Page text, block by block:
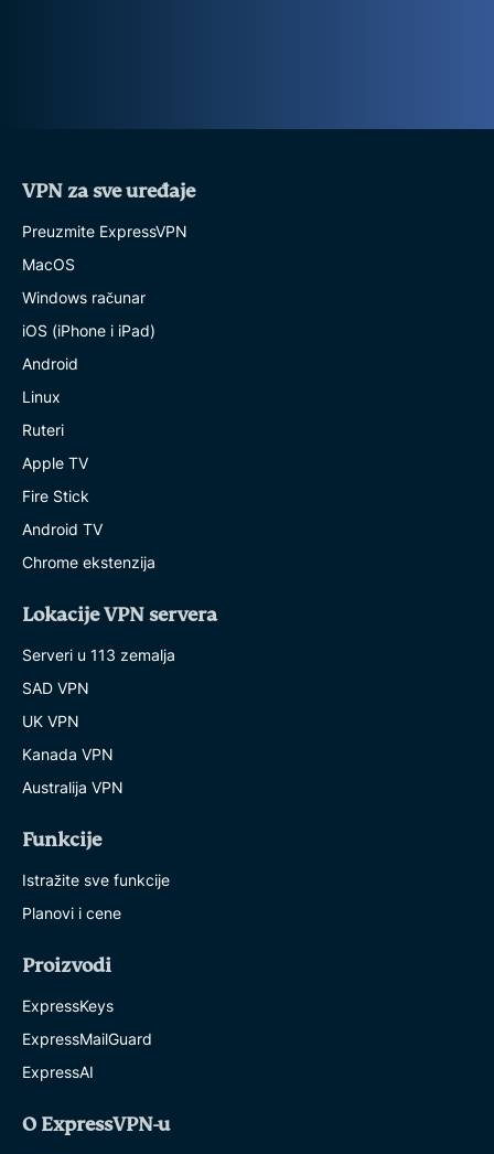
VPN za sve uređaje
Preuzmite ExpressVPN
MacOS
Windows računar
iOS (iPhone i iPad)
Android
Linux
Ruteri
Apple TV
Fire Stick
Android TV
Chrome ekstenzija
Lokacije VPN servera
Serveri u 113 zemalja
SAD VPN
UK VPN
Kanada VPN
Australija VPN
Funkcije
Istražite sve funkcije
Planovi i cene
Proizvodi
ExpressKeys
ExpressMailGuard
ExpressAI
O ExpressVPN-u